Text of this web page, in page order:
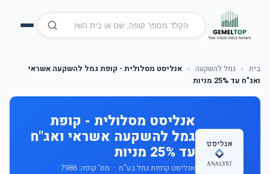
בית › גמל להשקעה › אנליסט מסלולית - קופת גמל להשקעה אשראי
ואג"ח עד 25% מניות
אנליסט מסלולית - קופת
גמל להשקעה אשראי ואג"ח
עד 25% מניות
אנליסט קופות גמל בע"מ · מס' קופה: 7986